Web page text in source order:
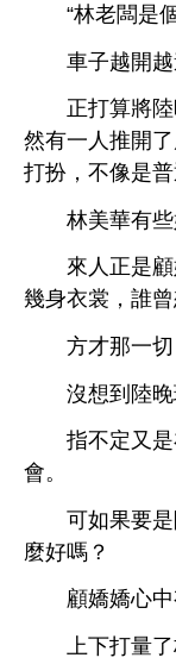
“林老闆
子越
越
正打算將陸
然
推
打扮，
像
林美華
正
幾
裳，誰曾
方才
切
沒
到陸
指
定又
。
如果
麼好嗎？
顧嬌嬌
打量